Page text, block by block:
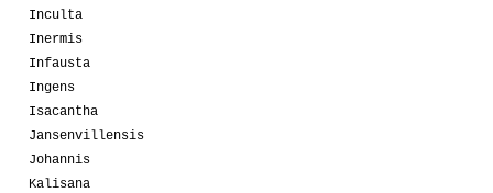
Inculta
Inermis
Infausta
Ingens
Isacantha
Jansenvillensis
Johannis
Kalisana